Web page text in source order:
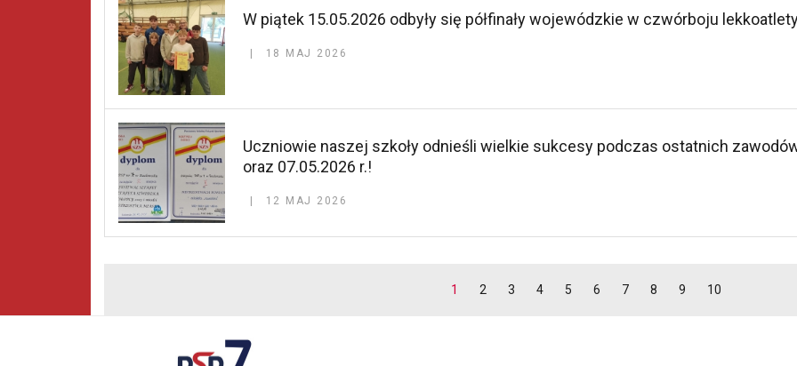
W piątek 15.05.2026 odbyły się półfinały wojewódzkie w czwórboju
18 MAJ 2026
Uczniowie naszej szkoły odnieśli wielkie sukcesy podczas ostatnich
oraz 07.05.2026 r.!
12 MAJ 2026
1 2 3 4 5 6 7 8 9 10